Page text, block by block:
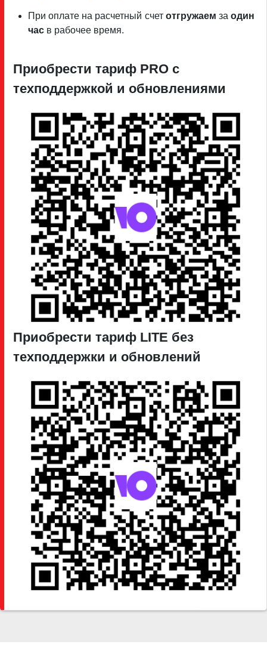
При оплате на расчетный счет отгружаем заодин
час в рабочее время.
Приобрести тариф PRO c
техподдержкой и обновлениями
Приобрести тариф LITE без
техподдержки и обновлений